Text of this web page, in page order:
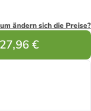
ändern sich die Preise?
27,96 €